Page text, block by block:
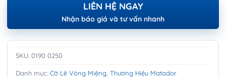
LIÊN HỆ NGAY
Nhận báo giá và tư vấn nhanh
SKU: 0190 0250
Danh mục: Cờ Lê Vòng Miệng, Thương Hiệu Matador